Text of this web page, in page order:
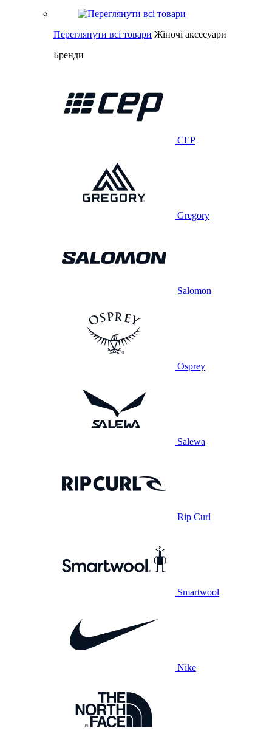
Переглянути всі товари Жіночі аксесуари
Бренди
CEP
Gregory
Salomon
Osprey
Salewa
Rip Curl
Smartwool
Nike